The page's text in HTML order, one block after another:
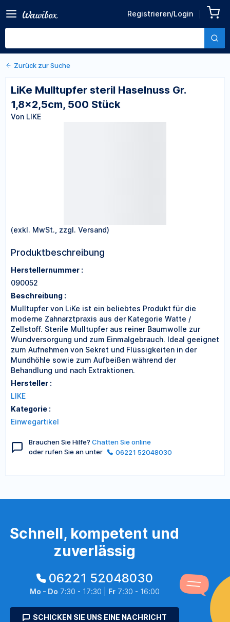
Registrieren/Login
Haselnuss Gr. 1,8x2,5cm,
500 Stück
Von LIKE
Zurück zu den Produktdetails
Zurück zur Suche
LiKe Mulltupfer steril Haselnuss Gr.
1,8x2,5cm, 500 Stück
Von LIKE
(exkl. MwSt., zzgl. Versand)
Produktbeschreibung
Herstellernummer :
090052
Beschreibung :
Mulltupfer von LiKe ist ein beliebtes Produkt für die
moderne Zahnarztpraxis aus der Kategorie Watte /
Zellstoff. Sterile Mulltupfer aus reiner Baumwolle zur
Wundversorgung und zum Einmalgebrauch. Ideal geeignet
zum Aufnehmen von Sekret und Flüssigkeiten in der
Mundhöhle sowie zum Aufbeißen während der
Behandlung und nach Extraktionen.
Hersteller :
LIKE
Kategorie :
Einwegartikel
Brauchen Sie Hilfe? Chatten Sie online
oder rufen Sie an unter
06221 52048030
Schnell, kompetent und
zuverlässig
06221 52048030
Mo - Do 7:30 - 17:30 | Fr7:30 - 16:00
SCHICKEN SIE UNS EINE NACHRICHT